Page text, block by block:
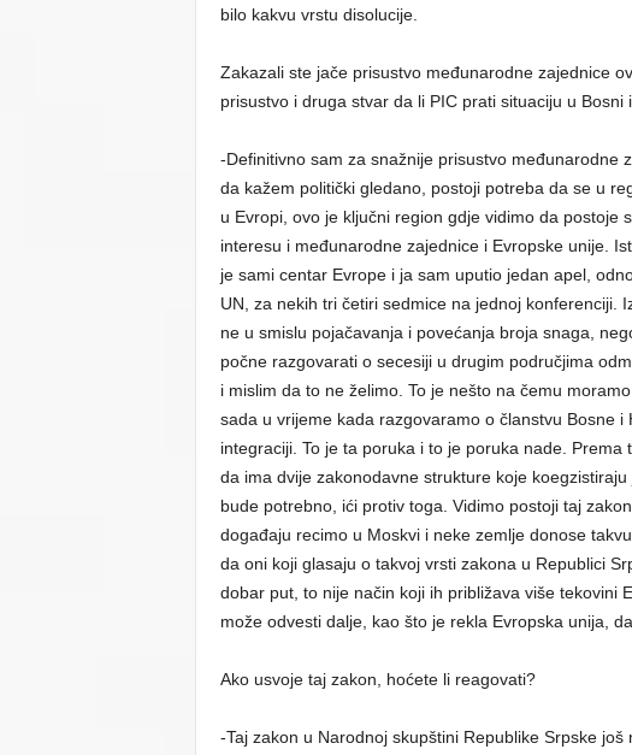
bilo kakvu vrstu disolucije.
Zakazali ste jače prisustvo međunarodne zajednice
prisustvo i druga stvar da li PIC prati situaciju u
-Definitivno sam za snažnije prisustvo međunarodne
da kažem politički gledano, postoji potreba da se u
u Evropi, ovo je ključni region gdje vidimo da postoje
interesu i međunarodne zajednice i Evropske unije.
je sami centar Evrope i ja sam uputio jedan apel,
UN, za nekih tri četiri sedmice na jednoj konferenciji.
ne u smislu pojačavanja i povećanja broja snaga,
počne razgovarati o secesiji u drugim područjima
i mislim da to ne želimo. To je nešto na čemu
sada u vrijeme kada razgovaramo o članstvu Bosne
integraciji. To je ta poruka i to je poruka nade.
da ima dvije zakonodavne strukture koje
bude potrebno, ići protiv toga. Vidimo postoji taj
događaju recimo u Moskvi i neke zemlje donose
da oni koji glasaju o takvoj vrsti zakona u Republici
dobar put, to nije način koji ih približava više tekovini
može odvesti dalje, kao što je rekla Evropska unija,
Ako usvoje taj zakon, hoćete li reagovati?
-Taj zakon u Narodnoj skupštini Republike Srpske